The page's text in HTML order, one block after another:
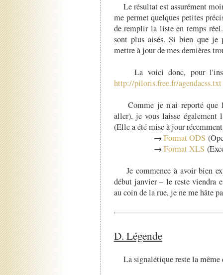
Le résultat est assurément
me permet quelques petites
de remplir la liste en temps
sont plus aisés. Si bien que je
mettre à jour de mes dernières
La voici donc, pour
http://piloris.free.fr/agendacss.txt
Comme je n'ai reporté que
aller), je vous laisse également
(Elle a été mise à jour
→ Format ODS
→ Format XLS
Je commence à avoir bien
début janvier – le reste viendra
au coin de la rue, je ne me hâte
D. Légende
La signalétique reste la même